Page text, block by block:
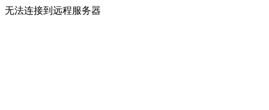
无法连接到远程服务器